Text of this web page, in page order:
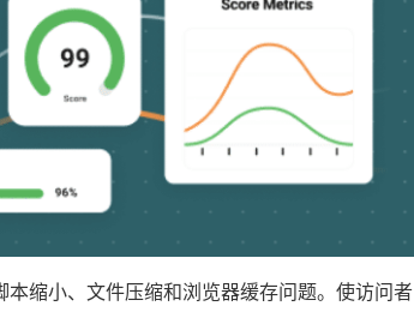
缩小、文件压缩和浏览器缓存问题。使访问者